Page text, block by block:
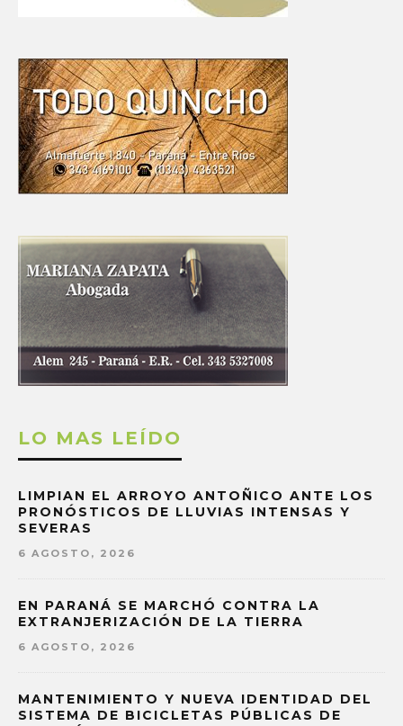
LO MAS LEÍDO
LIMPIAN EL ARROYO ANTOÑICO ANTE LOS
PRONÓSTICOS DE LLUVIAS INTENSAS Y
SEVERAS
6 AGOSTO, 2026
EN PARANÁ SE MARCHÓ CONTRA LA
EXTRANJERIZACIÓN DE LA TIERRA
6 AGOSTO, 2026
MANTENIMIENTO Y NUEVA IDENTIDAD DEL
SISTEMA DE BICICLETAS PÚBLICAS DE